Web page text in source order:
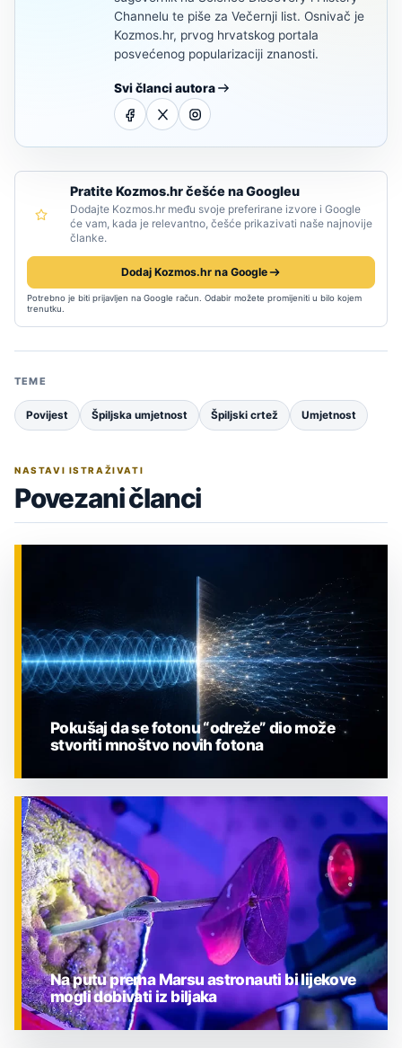
Channelu te piše za Večernji list. Osnivač je
Kozmos.hr, prvog hrvatskog portala
posvećenog popularizaciji znanosti.
Svi članci autora
Pratite Kozmos.hr češće na Googleu
Dodajte Kozmos.hr među svoje preferirane izvore i Google
će vam, kada je relevantno, češće prikazivati naše najnovije
članke.
Dodaj Kozmos.hr na Google
Potrebno je biti prijavljen na Google račun. Odabir možete promijeniti u bilo kojem
trenutku.
TEME
Povijest Špiljska umjetnost Špiljski crtež Umjetnost
NASTAVI ISTRAŽIVATI
Povezani članci
ZNANOST
Pokušaj da se fotonu “odreže” dio može
stvoriti mnoštvo novih fotona
Na putu prema Marsu astronauti bi lijekove
mogli dobivati iz biljaka